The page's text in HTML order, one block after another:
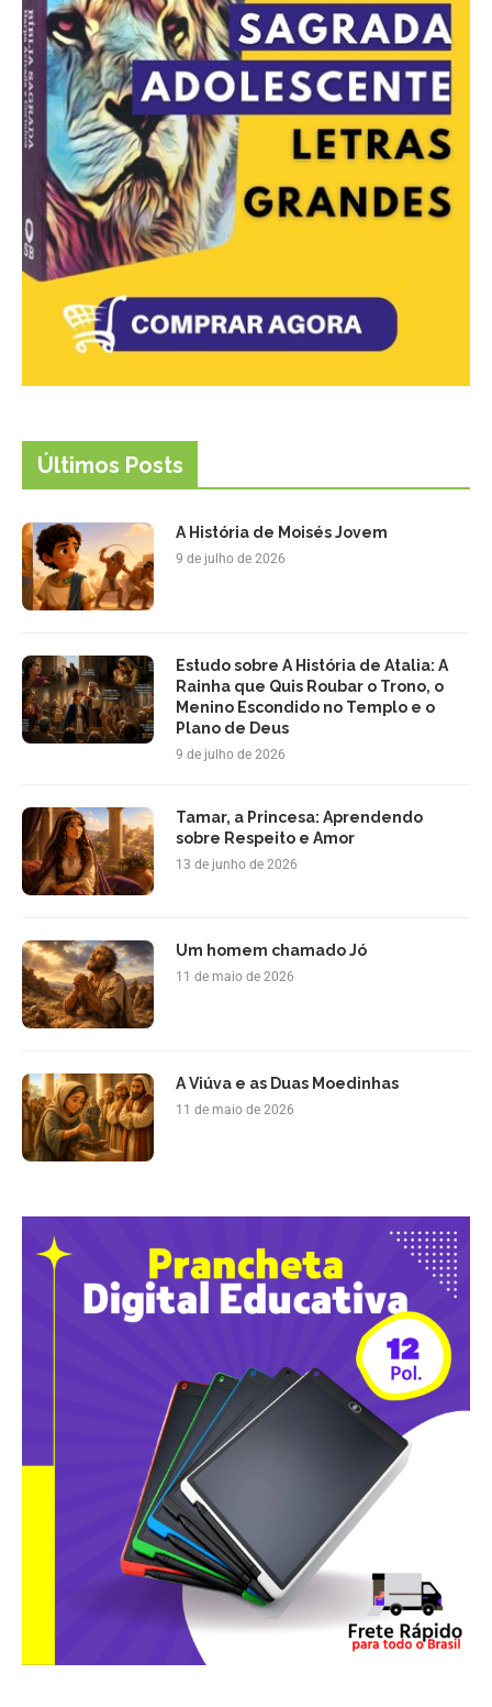
Últimos Posts
A História de Moisés Jovem
9 de julho de 2026
Estudo sobre A História de Atalia: A
Rainha que Quis Roubar o Trono, o
Menino Escondido no Templo e o
Plano de Deus
9 de julho de 2026
Tamar, a Princesa: Aprendendo
sobre Respeito e Amor
13 de junho de 2026
Um homem chamado Jó
11 de maio de 2026
A Viúva e as Duas Moedinhas
11 de maio de 2026